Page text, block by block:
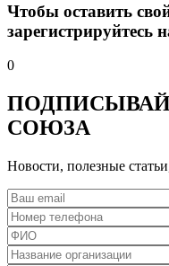
Чтобы оставить
зарегистрируйтесь
0
СОЮЗА
Новости, полезные